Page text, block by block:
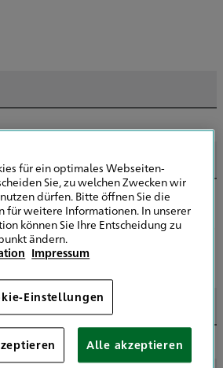
Spezialisten in Ihrer Nähe -
Ihre Kontaktdaten
für ein optimales Webseiten-
Sie, zu welchen Zwecken wir
dürfen. Bitte öffnen Sie die
für weitere Informationen. In unserer
können Sie Ihre Entscheidung zu
ändern.
Impressum
Einstellungen
Alle akzeptieren